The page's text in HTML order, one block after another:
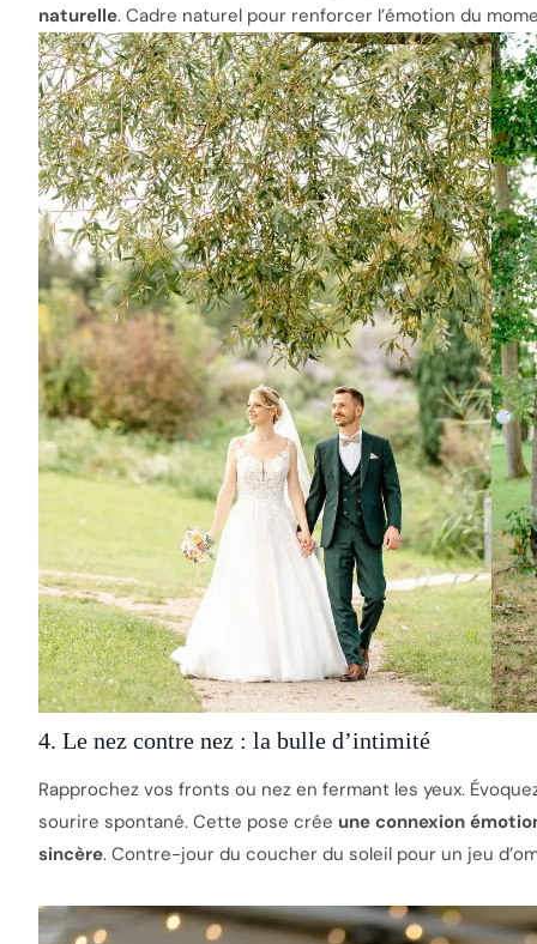
naturelle. Cadre naturel pour renforcer l’émotion du
4. Le nez contre nez : la bulle d’intimité
Rapprochez vos fronts ou nez en fermant les yeux.
sourire spontané. Cette pose crée une connexion
sincère. Contre-jour du coucher du soleil pour un jeu